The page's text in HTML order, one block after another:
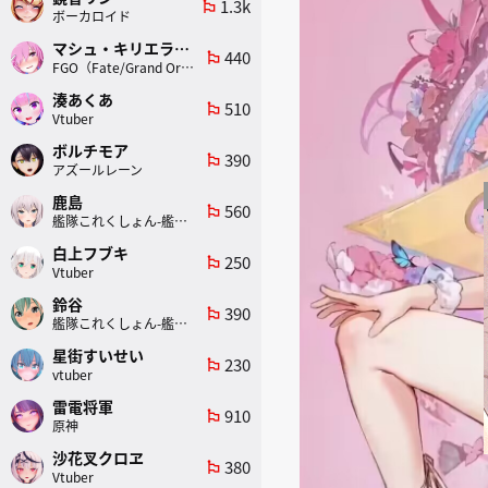
ボーカロイド
emoji_flags 1.3k
マシュ・キリエライト
FGO（Fate/Grand Order）
emoji_flags 440
湊あくあ
Vtuber
emoji_flags 510
ボルチモア
アズールレーン
emoji_flags 390
鹿島
艦隊これくしょん-艦これ-
emoji_flags 560
白上フブキ
Vtuber
emoji_flags 250
鈴谷
艦隊これくしょん-艦これ-
emoji_flags 390
星街すいせい
vtuber
emoji_flags 230
雷電将軍
原神
emoji_flags 910
沙花叉クロヱ
Vtuber
emoji_flags 380